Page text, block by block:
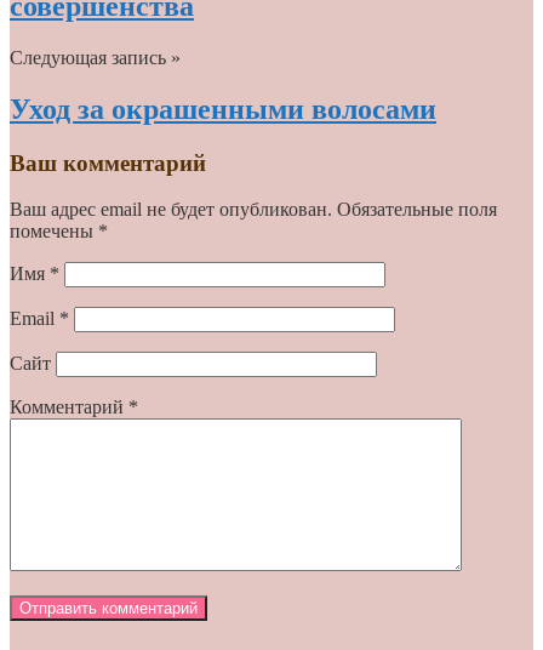
Следующая запись »
Уход за окрашенными волосами
Ваш комментарий
Ваш адрес email не будет опубликован. Обязательные поля
помечены *
Имя *
Email *
Сайт
Комментарий *